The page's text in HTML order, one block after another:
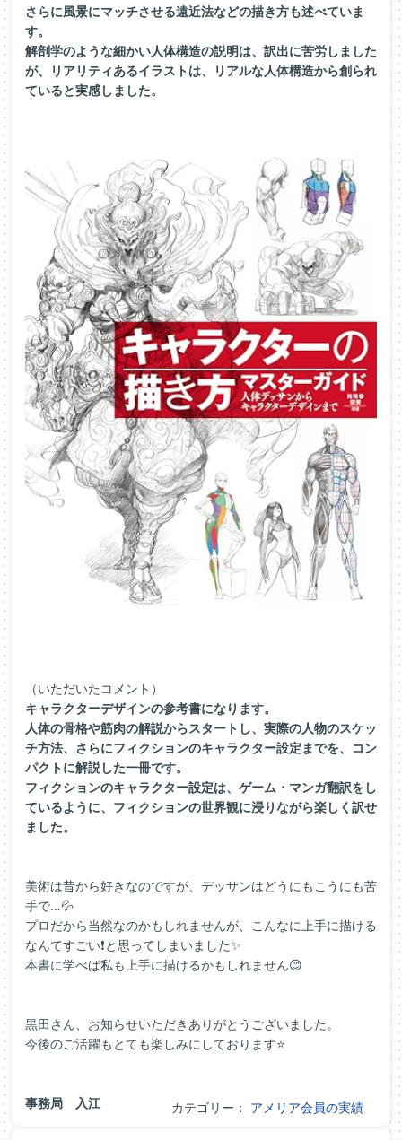
さらに風景にマッチさせる遠近法などの描き方も述べていま
す。
解剖学のような細かい人体構造の説明は、訳出に苦労しました
が、リアリティあるイラストは、リアルな人体構造から創られ
ていると実感しました。
（いただいたコメント）
キャラクターデザインの参考書になります。
人体の骨格や筋肉の解説からスタートし、実際の人物のスケッ
チ方法、さらにフィクションのキャラクター設定までを、コン
パクトに解説した一冊です。
フィクションのキャラクター設定は、ゲーム・マンガ翻訳をし
ているように、フィクションの世界観に浸りながら楽しく訳せ
ました。
美術は昔から好きなのですが、デッサンはどうにもこうにも苦
手で…💦
プロだから当然なのかもしれませんが、こんなに上手に描ける
なんてすごい❗と思ってしまいました✨
本書に学べば私も上手に描けるかもしれません😊
黒田さん、お知らせいただきありがとうございました。
今後のご活躍もとても楽しみにしております⭐
事務局 入江 カテゴリー： アメリア会員の実績